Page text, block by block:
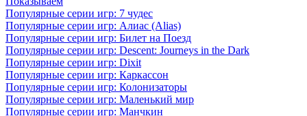
Популярные серии игр: 7 чудес
Популярные серии игр: Алиас (Alias)
Популярные серии игр: Билет на Поезд
Популярные серии игр: Descent: Journeys in the Dark
Популярные серии игр: Dixit
Популярные серии игр: Каркассон
Популярные серии игр: Колонизаторы
Популярные серии игр: Маленький мир
Популярные серии игр: Манчкин